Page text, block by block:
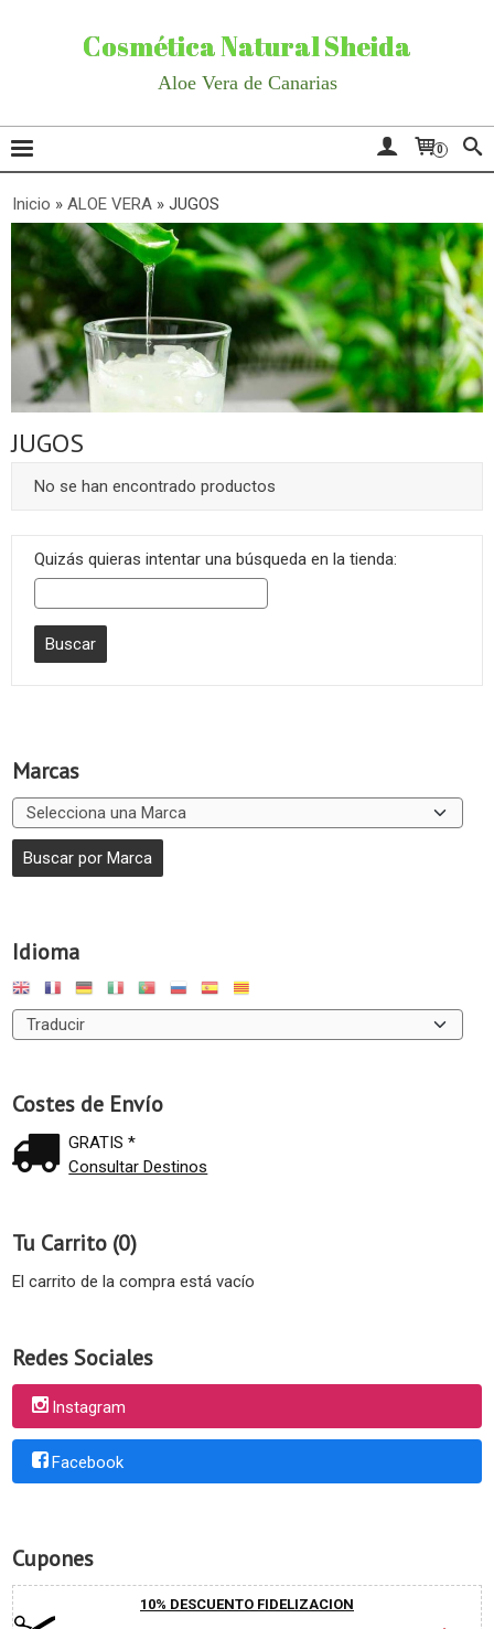
Cosmética Natural Sheida
Aloe Vera de Canarias
0
Marcas
Idioma
Costes de Envío
GRATIS *
Consultar Destinos
Tu Carrito (0)
El carrito de la compra está vacío
Redes Sociales
Instagram
Facebook
Cupones
10% DESCUENTO FIDELIZACION
Inicio » ALOE VERA » JUGOS
JUGOS
No se han encontrado productos
Quizás quieras intentar una búsqueda en la tienda: